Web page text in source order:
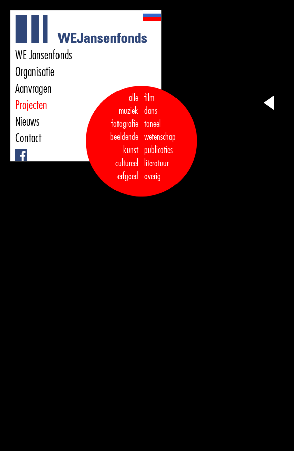
WE Jansenfonds
Organisatie
Aanvragen
Projecten
Nieuws
Contact
alle
muziek
fotografie
beeldende
kunst
cultureel
erfgoed
film
dans
toneel
wetenschap
publicaties
literatuur
overig